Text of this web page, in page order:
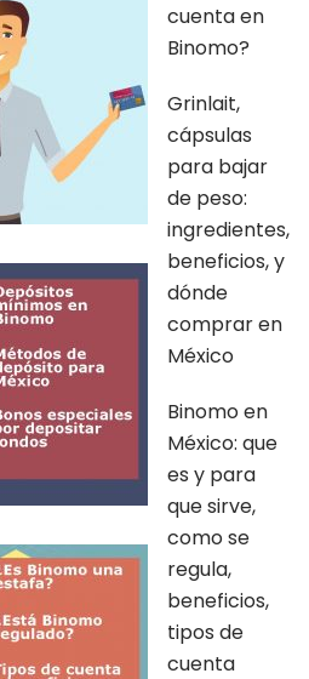
cuenta en
Binomo?
Grinlait,
cápsulas
para bajar
de peso:
ingredientes,
beneficios, y
dónde
comprar en
México
Binomo en
México: que
es y para
que sirve,
como se
regula,
beneficios,
tipos de
cuenta